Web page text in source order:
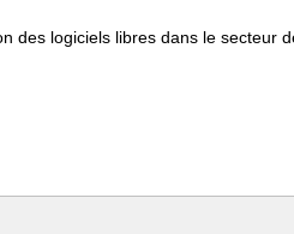
des logiciels libres dans le secteur